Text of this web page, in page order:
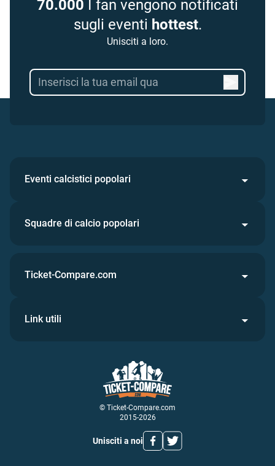
70.000 I fan vengono notificati
sugli eventi hottest.
Unisciti a loro.
Eventi calcistici popolari
Squadre di calcio popolari
© Ticket-Compare.com
2015-2026
Unisciti a noi
Ticket-Compare.com
Link utili